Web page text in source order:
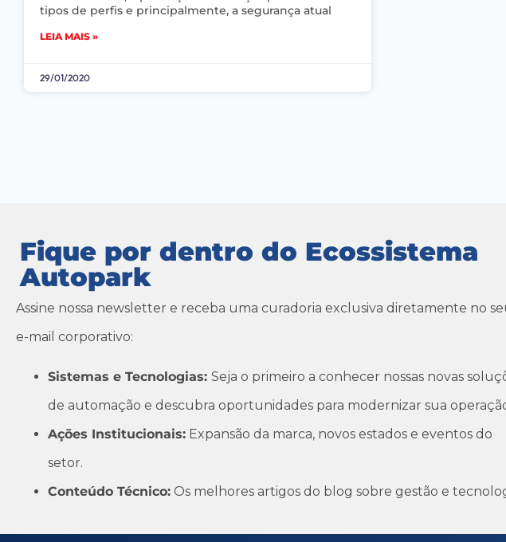
tipos de perfis e principalmente, a segurança atual
LEIA MAIS »
29/01/2020
Fique por dentro do Ecossistema
Autopark
Assine nossa newsletter e receba uma curadoria exclusiva diretamente no
e-mail corporativo:
Sistemas e Tecnologias: Seja o primeiro a conhecer nossas novas
de automação e descubra oportunidades para modernizar sua
Ações Institucionais: Expansão da marca, novos estados e eventos do
setor.
Conteúdo Técnico: Os melhores artigos do blog sobre gestão e